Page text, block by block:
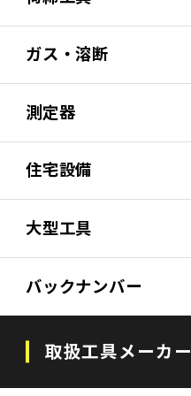
ガス・溶断
測定器
住宅設備
大型工具
バックナンバー
取扱工具メーカー